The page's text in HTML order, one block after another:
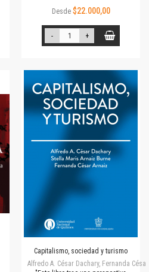
Desde $22.000,00
- +
Capitalismo, sociedad y turismo
Alfredo A. César Dachary, Fernanda